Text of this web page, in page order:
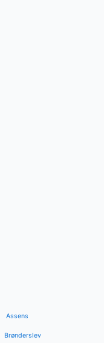
Assens
Brønderslev